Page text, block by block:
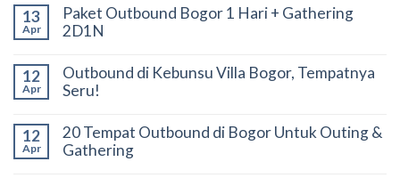
13
Apr
Paket Outbound Bogor 1 Hari + Gathering
2D1N
12
Apr
Outbound di Kebunsu Villa Bogor, Tempatnya
Seru!
12
Apr
20 Tempat Outbound di Bogor Untuk Outing &
Gathering